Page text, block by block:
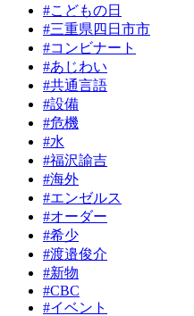
#こどもの日
#三重県四日市市
#コンビナート
#あじわい
#共通言語
#設備
#危機
#水
#福沢諭吉
#海外
#エンゼルス
#オーダー
#希少
#渡邉俊介
#新物
#CBC
#イベント